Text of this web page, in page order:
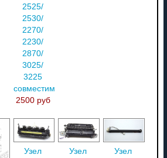
2525/
2530/
2270/
2230/
2870/
3025/
3225
совместимый
2500 руб
Узел
Узел
Узел